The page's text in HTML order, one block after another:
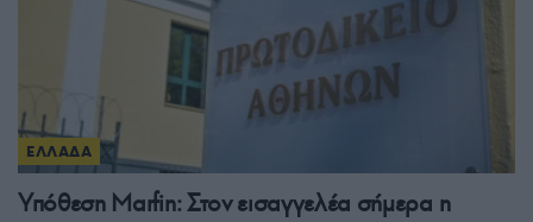
ΕΛΛΑΔΑ
Υπόθεση Marfin: Στον εισαγγελέα σήμερα η